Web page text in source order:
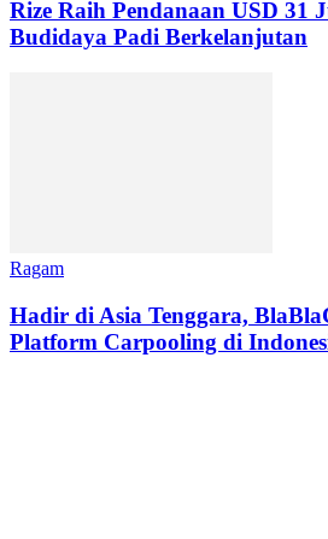
Rize Raih Pendanaan USD 31
Budidaya Padi Berkelanjutan
Ragam
Hadir di Asia Tenggara,
Platform Carpooling di